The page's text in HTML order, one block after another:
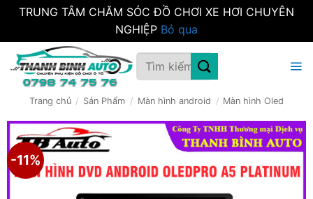
TRUNG TÂM CHĂM SÓC ĐỒ CHƠI XE HƠI CHUYÊN
NGHIỆP Bỏ qua
qua
Tìm
kiếm:
Trang chủ / Sản Phẩm / Màn hình android / Màn hình Oled
-11%